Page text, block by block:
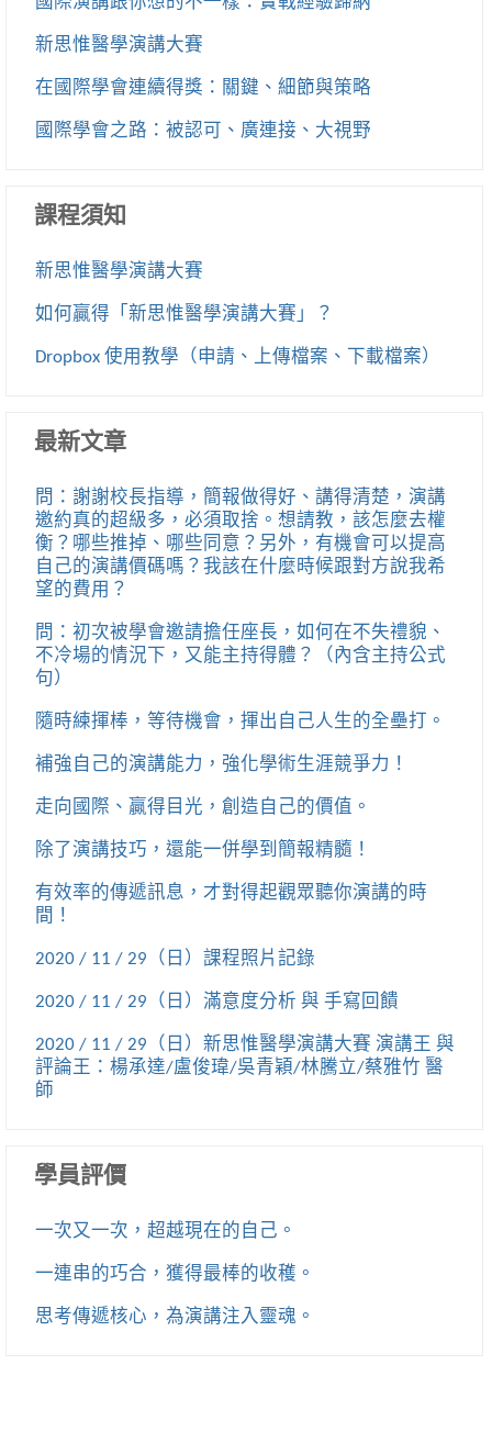
新思惟醫學演講大賽
在國際學會連續得獎：關鍵、細節與策略
國際學會之路：被認可、廣連接、大視野
課程須知
新思惟醫學演講大賽
如何贏得「新思惟醫學演講大賽」？
Dropbox 使用教學（申請、上傳檔案、下載檔案）
最新文章
問：謝謝校長指導，簡報做得好、講得清楚，演講
邀約真的超級多，必須取捨。想請教，該怎麼去權
衡？哪些推掉、哪些同意？另外，有機會可以提高
自己的演講價碼嗎？我該在什麼時候跟對方說我希
望的費用？
問：初次被學會邀請擔任座長，如何在不失禮貌、
不冷場的情況下，又能主持得體？（內含主持公式
句）
隨時練揮棒，等待機會，揮出自己人生的全壘打。
補強自己的演講能力，強化學術生涯競爭力！
走向國際、贏得目光，創造自己的價值。
除了演講技巧，還能一併學到簡報精髓！
有效率的傳遞訊息，才對得起觀眾聽你演講的時
間！
2020 / 11 / 29（日）課程照片記錄
2020 / 11 / 29（日）滿意度分析 與 手寫回饋
2020 / 11 / 29（日）新思惟醫學演講大賽 演講王 與
評論王：楊承達/盧俊瑋/吳青穎/林騰立/蔡雅竹 醫
師
學員評價
一次又一次，超越現在的自己。
一連串的巧合，獲得最棒的收穫。
思考傳遞核心，為演講注入靈魂。